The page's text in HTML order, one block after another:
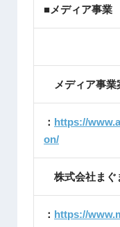
■メディア事業
メディア事業
： https://
on/
株式会社まぐ
： https://